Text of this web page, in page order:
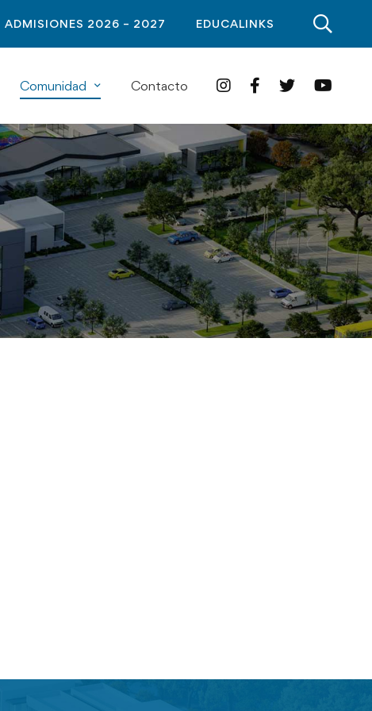
ADMISIONES 2026 – 2027 EDUCALINKS
Comunidad Contacto